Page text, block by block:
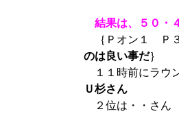
結果は、５０・
｛Ｐオン１
のは良い事だ｝
１１時前にラウ
Ｕ杉さん
２位は・・さん